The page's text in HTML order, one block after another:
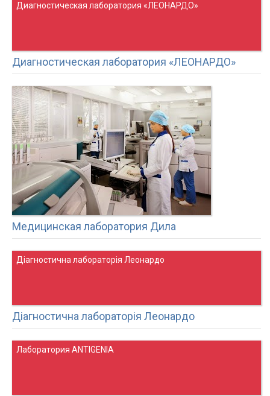
Диагностическая лаборатория «ЛЕОНАРДО»
Диагностическая лаборатория «ЛЕОНАРДО»
Медицинская лаборатория Дила
Діагностична лабораторія Леонардо
Діагностична лабораторія Леонардо
Лаборатория ANTIGENIA